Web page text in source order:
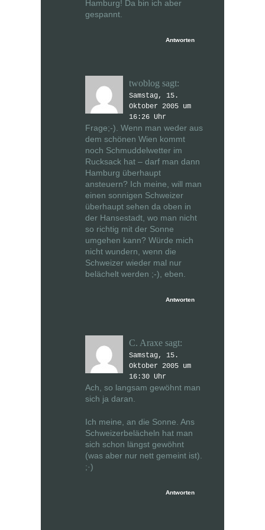
Hamburg! Da bin ich aber
gespannt.
Antworten
twoblog sagt:
Samstag, 15.
Oktober 2005 um
16:26 Uhr
Frage;-). Wenn man weder aus
dem schönen Wien kommt
noch Schmuddelwetter im
Rucksack hat – darf man dann
Hamburg überhaupt
ansteuern? Ich meine, will man
einen sonnigen Schweizer
überhaupt sehen da oben in
der Hansestadt, wo man nicht
so richtig mit der Sonne
umgehen kann? Würde mich
nicht wundern, wenn die
Schweizer wieder mal nur
belächelt werden ;-), eben.
Antworten
C. Araxe sagt:
Samstag, 15.
Oktober 2005 um
16:30 Uhr
Ach, so langsam gewöhnt man
sich ja daran.
Ich meine, an die Sonne. Ans
Schweizerbelächeln hat man
sich schon längst gewöhnt
(was aber nur nett gemeint ist).
;·)
Antworten